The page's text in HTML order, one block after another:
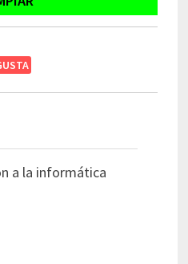
a la informática